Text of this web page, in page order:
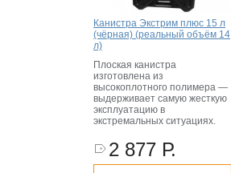
Канистра Экстрим плюс 15 л
(чёрная) (реальный объём 14
л)
Плоская канистра
изготовлена из
высокоплотного полимера —
выдерживает самую жесткую
эксплуатацию в
экстремальных ситуациях.
2 877 Р.